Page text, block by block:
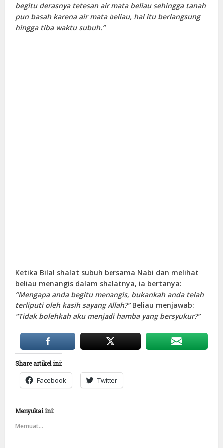
begitu derasnya tetesan air mata beliau sehingga tanah
pun basah karena air mata beliau, hal itu berlangsung
hingga tiba waktu subuh.”
Ketika Bilal shalat subuh bersama Nabi dan melihat
beliau menangis dalam shalatnya, ia bertanya:
“Mengapa anda begitu menangis, bukankah anda telah
terliputi oleh kasih sayang Allah?”Beliau menjawab:
“Tidak bolehkah aku menjadi hamba yang bersyukur?”
Share artikel ini:
Facebook Twitter
Menyukai ini:
Memuat...